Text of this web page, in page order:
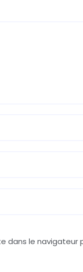
dans le navigateur